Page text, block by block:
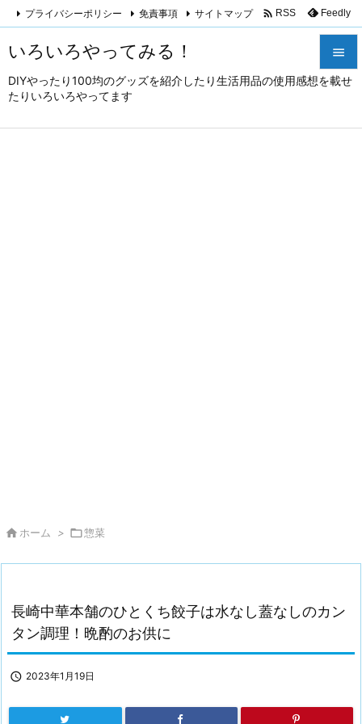
いろいろやってみる！
DIYやったり100均のグッズを紹介したり生活用品の使用感想を載せ
たりいろいろやってます



プライバシーポリシー 免責事項 サイトマップ  RSS Feedly
 ホーム > 惣菜
長崎中華本舗のひとくち餃子は水なし蓋なしのカン
タン調理！晩酌のお供に
 2023年1月19日